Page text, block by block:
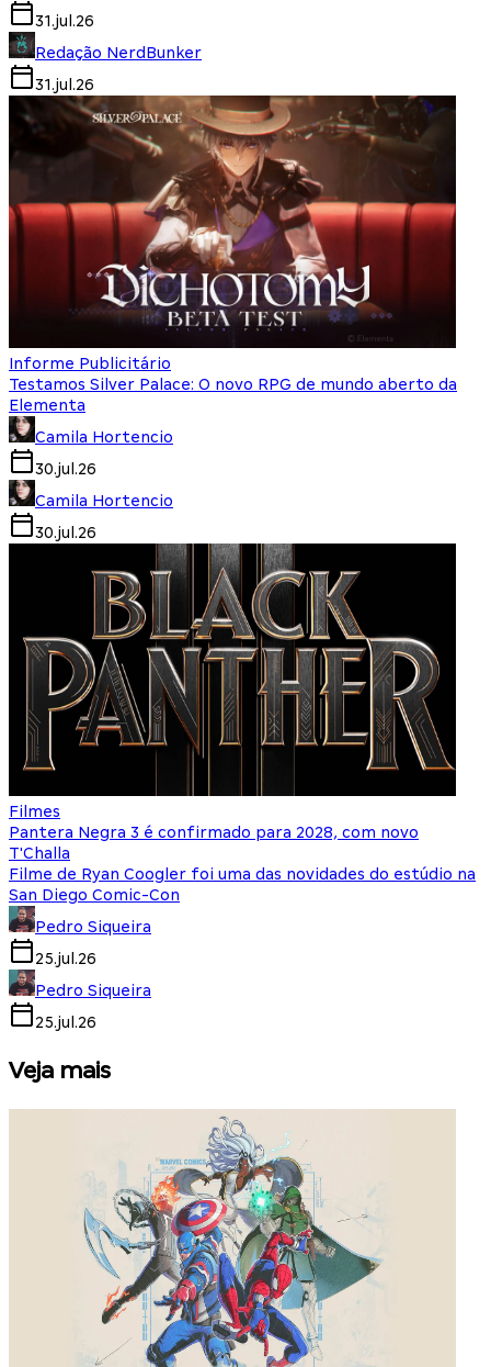
31.jul.26
Redação NerdBunker
31.jul.26
Informe Publicitário
Testamos Silver Palace: O novo RPG de mundo aberto da
Elementa
Camila Hortencio
30.jul.26
Camila Hortencio
30.jul.26
Filmes
Pantera Negra 3 é confirmado para 2028, com novo
T'Challa
Filme de Ryan Coogler foi uma das novidades do estúdio na
San Diego Comic-Con
Pedro Siqueira
25.jul.26
Pedro Siqueira
25.jul.26
Veja mais